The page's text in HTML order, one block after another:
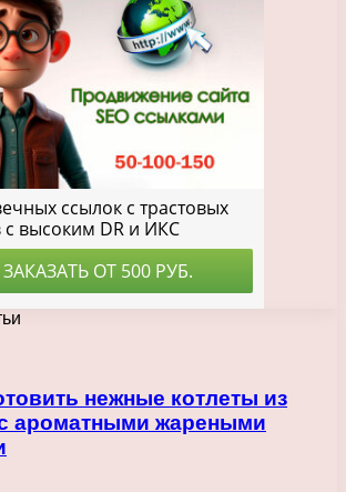
нежные котлеты из
ароматными жареными